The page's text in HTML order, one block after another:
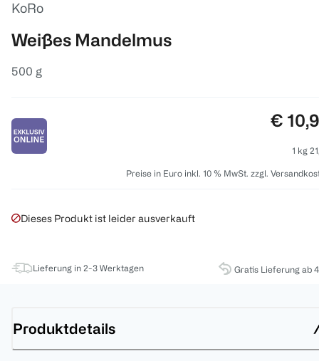
KoRo
Weißes Mandelmus
500 g
Preis:
€
1 kg
Preise in Euro inkl. 10 % MwSt. zzgl.
Dieses Produkt ist leider ausverkauft
Lieferung in 2-3 Werktagen Gratis Lieferung ab
Produktdetails